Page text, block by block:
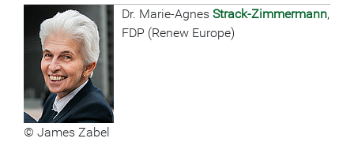
© James Zabel
Dr. Marie-Agnes Strack-Zimmermann,
FDP (Renew Europe)